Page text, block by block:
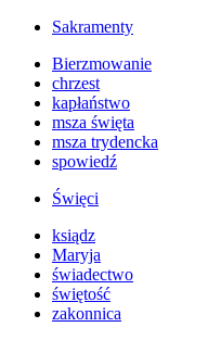
Sakramenty
Bierzmowanie
chrzest
kapłaństwo
msza święta
msza trydencka
spowiedź
Święci
ksiądz
Maryja
świadectwo
świętość
zakonnica